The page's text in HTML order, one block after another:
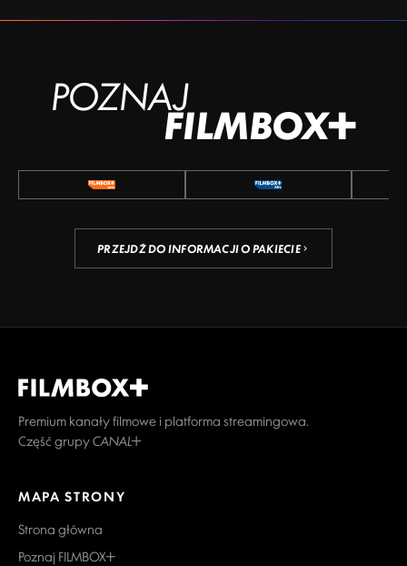
POZNAJ
FILMBOX+
PRZEJDŹ DO INFORMACJI O PAKIECIE
Premium kanały filmowe i platforma streamingowa.
Część grupy CANAL+
MAPA STRONY
Strona główna
Poznaj FILMBOX+